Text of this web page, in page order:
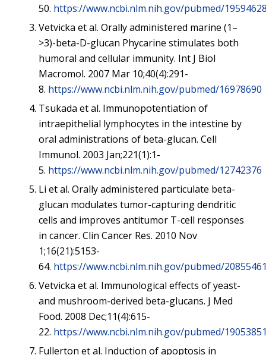
50. https://www.ncbi.nlm.nih.gov/pubmed/
Vetvicka et al. Orally administered marine (1–
>3)-beta-D-glucan Phycarine stimulates both
humoral and cellular immunity. Int J Biol
Macromol. 2007 Mar 10;40(4):291-
8. https://www.ncbi.nlm.nih.gov/pubmed/16978690
Tsukada et al. Immunopotentiation of
intraepithelial lymphocytes in the intestine by
oral administrations of beta-glucan. Cell
Immunol. 2003 Jan;221(1):1-
5. https://www.ncbi.nlm.nih.gov/pubmed/12742376
Li et al. Orally administered particulate beta-
glucan modulates tumor-capturing dendritic
cells and improves antitumor T-cell responses
in cancer. Clin Cancer Res. 2010 Nov
1;16(21):5153-
64. https://www.ncbi.nlm.nih.gov/pubmed/
Vetvicka et al. Immunological effects of yeast-
and mushroom-derived beta-glucans. J Med
Food. 2008 Dec;11(4):615-
22. https://www.ncbi.nlm.nih.gov/pubmed/
Fullerton et al. Induction of apoptosis in